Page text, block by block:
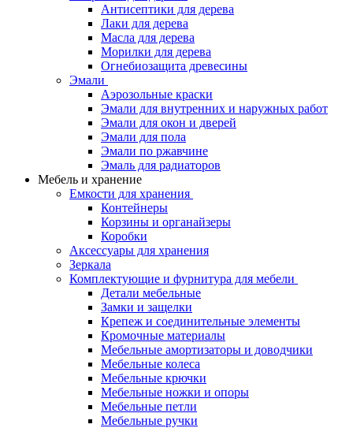
Антисептики для дерева
Лаки для дерева
Масла для дерева
Морилки для дерева
Огнебиозащита древесины
Эмали
Аэрозольные краски
Эмали для внутренних и наружных работ
Эмали для окон и дверей
Эмали для пола
Эмали по ржавчине
Эмаль для радиаторов
Мебель и хранение
Емкости для хранения
Контейнеры
Корзины и органайзеры
Коробки
Аксессуары для хранения
Зеркала
Комплектующие и фурнитура для мебели
Детали мебельные
Замки и защелки
Крепеж и соединительные элементы
Кромочные материалы
Мебельные амортизаторы и доводчики
Мебельные колеса
Мебельные крючки
Мебельные ножки и опоры
Мебельные петли
Мебельные ручки